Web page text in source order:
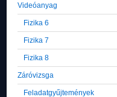
Videóanyag
Fizika 6
Fizika 7
Fizika 8
Záróvizsga
Feladatgyűjtemények